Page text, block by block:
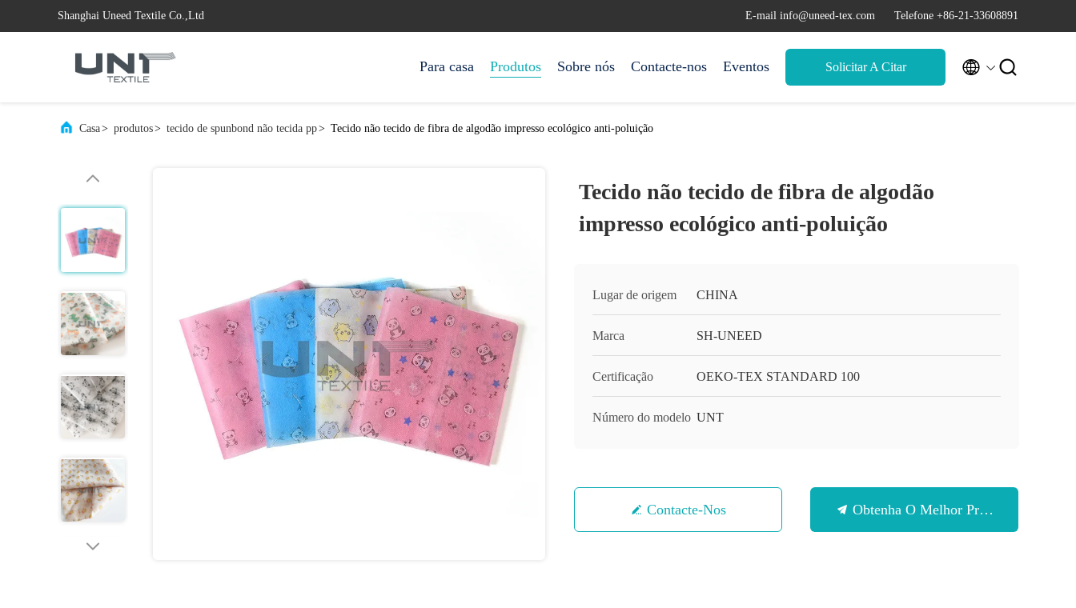
Shanghai Uneed Textile Co.,Ltd E-mail info@uneed-tex.com Telefone +86-21-33608891
Para casa Produtos Sobre nós Contacte-nos Eventos Solicitar A Citar  
Casa> produtos> tecido de spunbond não tecida pp> Tecido não tecido de fibra de algodão impresso ecológico anti-poluição
Tecido não tecido de fibra de algodão
impresso ecológico anti-poluição
Lugar de origem CHINA
Marca SH-UNEED
Certificação OEKO-TEX STANDARD 100
Número do modelo UNT
Contacte-Nos Obtenha O Melhor Preço